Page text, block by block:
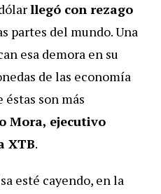
llegó con rezago
partes del mundo. Una
esa demora en su
de las economía
son más
Mora, ejecutivo
XTB.
esté cayendo, en la